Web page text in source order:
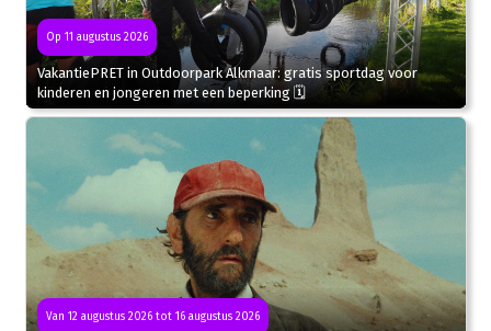
Op 11 augustus 2026
VakantiePRET in Outdoorpark Alkmaar: gratis sportdag voor
kinderen en jongeren met een beperking 🗓
Van 12 augustus 2026 tot 16 augustus 2026